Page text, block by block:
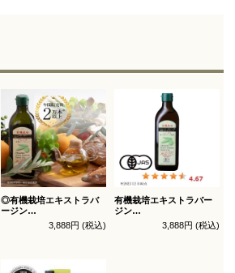
◎有機栽培エキストラバ
ージン
オリーブオイル ブレンド
3,888円 (税込)
有機栽培エキストラバー
ジン
オリーブオイル シングル
3,888円 (税込)